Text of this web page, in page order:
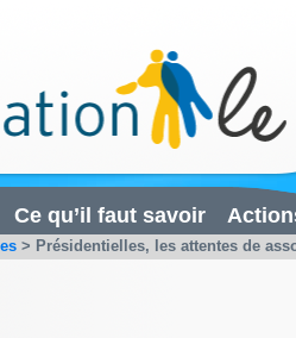
Ce qu’il faut savoir
> Présidentielles, les attentes de